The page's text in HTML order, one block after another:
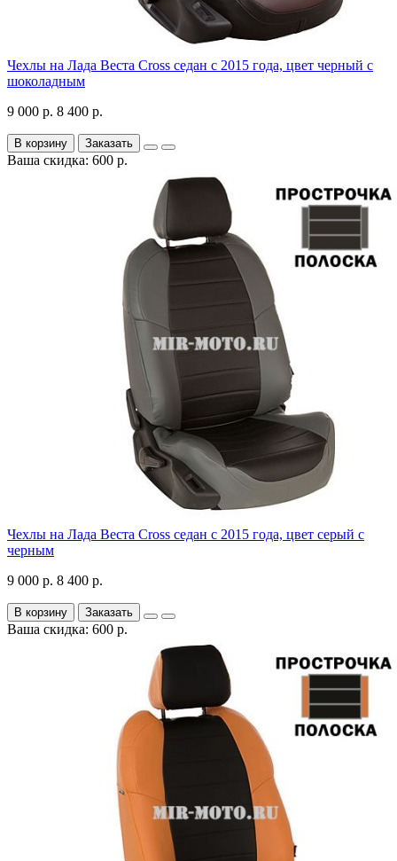
Чехлы на Лада Веста Cross седан с 2015 года, цвет черный с
шоколадным
9 000 р. 8 400 р.
В корзину Заказать
Ваша скидка: 600 р.
Чехлы на Лада Веста Cross седан с 2015 года, цвет серый с
черным
9 000 р. 8 400 р.
В корзину Заказать
Ваша скидка: 600 р.